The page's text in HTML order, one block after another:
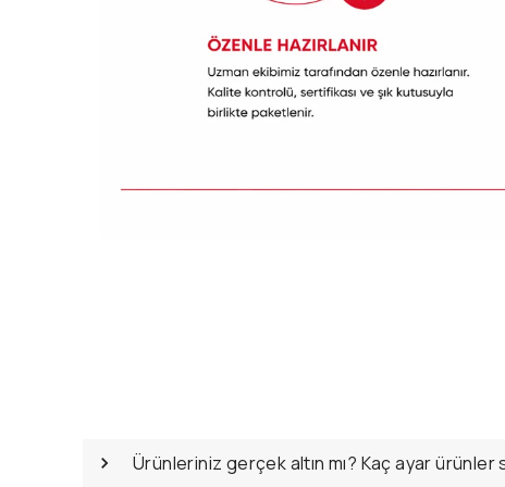
Ürünleriniz gerçek altın mı? Kaç ayar ürünler